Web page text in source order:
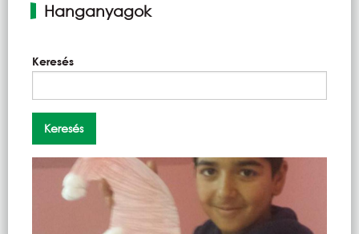
Hanganyagok
Keresés